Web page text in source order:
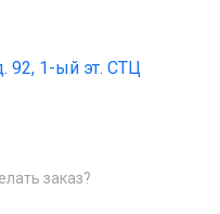
92, 1-ый эт. СТЦ
заказ?